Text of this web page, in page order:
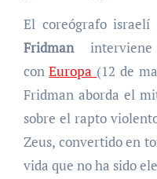
El coreógrafo israelí
Fridman
conEuropa (12 de
Fridman aborda el
sobre el rapto
Zeus, convertido en
vida que no ha sido